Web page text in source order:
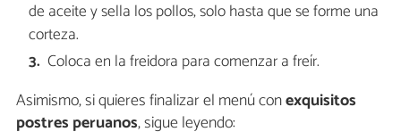
de aceite y sella los pollos, solo hasta que se forme una
corteza.
Coloca en la freidora para comenzar a freír.
Asimismo, si quieres finalizar el menú conexquisitos
postres peruanos, sigue leyendo: